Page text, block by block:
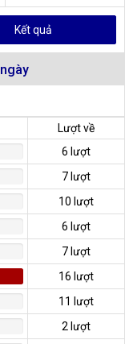
Kết quả
ngày
Lượt về
6 lượt
7 lượt
10 lượt
6 lượt
7 lượt
16 lượt
11 lượt
2 lượt